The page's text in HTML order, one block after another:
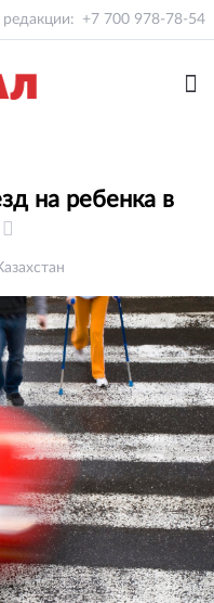
редакции: +7 700 978-78-54
на ребенка в